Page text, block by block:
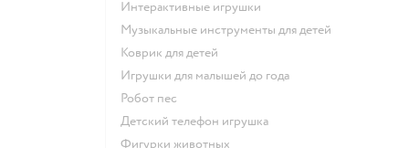
Интерактивные игрушки
Музыкальные инструменты для детей
Коврик для детей
Игрушки для малышей до года
Робот пес
Детский телефон игрушка
Фигурки животных